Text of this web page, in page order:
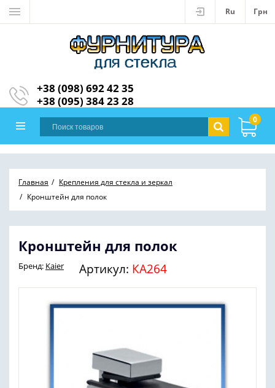
Ru Грн
+38 (098) 692 42 35
+38 (095) 384 23 28
0
Главная
Крепления для стекла и зеркал
Кронштейн для полок
Кронштейн для полок
Бренд: Kaier Артикул: КА264